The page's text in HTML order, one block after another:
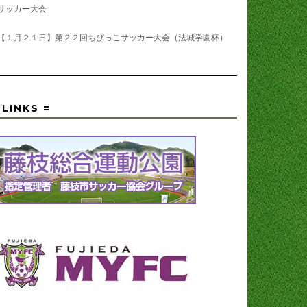
ッカー大会
１月２１日】第２２回ちびっこサッカー大会（法城学園杯）
=